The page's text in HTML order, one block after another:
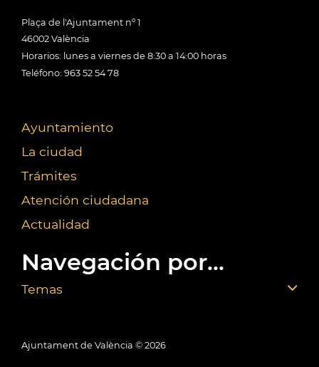
Plaça de l'Ajuntament nº 1
46002 València
Horarios: lunes a viernes de 8:30 a 14:00 horas
Teléfono: 963 52 54 78
Ayuntamiento
La ciudad
Trámites
Atención ciudadana
Actualidad
Navegación por...
Temas
Ajuntament de València © 2026